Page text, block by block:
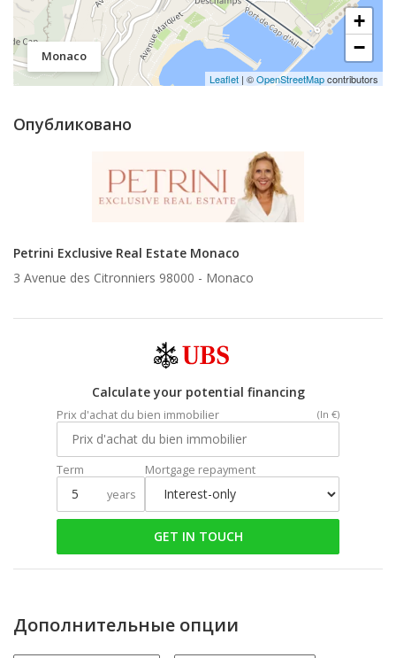
Monaco
+
−
Leaflet | ©OpenStreetMapcontributors
Опубликовано
Petrini Exclusive Real Estate Monaco
3 Avenue des Citronniers 98000 - Monaco
Calculate your potential financing
Prix d'achat du bien immobilier (In €)
Term
years
Mortgage repayment
GET IN TOUCH
Дополнительные опции